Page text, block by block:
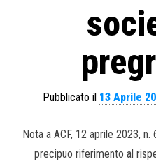
Pubblicato il 13 Aprile
Nota a ACF, 12 aprile 2023,
precipuo riferimento al